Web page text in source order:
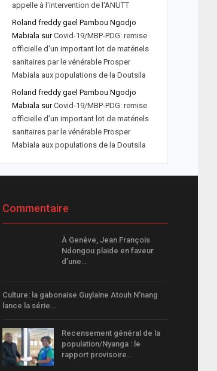
appelle à l'intervention de l'ANUTT
Roland freddy gael Pambou Ngodjo
MabialasurCovid-19/MBP-PDG: remise
officielle d'un important lot de matériels
sanitaires par le vénérable Prosper
Mabiala aux populations de la Doutsila
Roland freddy gael Pambou Ngodjo
MabialasurCovid-19/MBP-PDG: remise
officielle d’un important lot de matériels
sanitaires par le vénérable Prosper
Mabiala aux populations de la Doutsila
Commentaire
À Genève, Jean François
Ndongou plaide en faveur
d’une…
Culture: la gabonaise Guylaine Atouh N'nang
lance la série…
Recensement général de la
population/Nyanga : le
rapport provisoire…